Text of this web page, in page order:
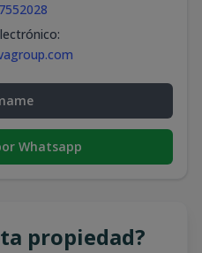
:
Whatsapp
propiedad?